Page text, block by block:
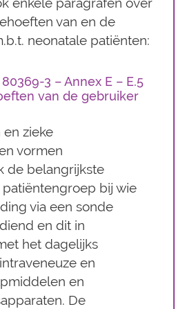
van en de
neonatale patiënten:
3 – Annex E – E.5
van de gebruiker
en zieke
vormen
de belangrijkste
bij wie
via een sonde
en dit in
het dagelijks
en
en
De